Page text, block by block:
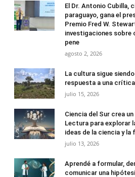
El Dr. Antonio Cubilla,
paraguayo, gana el
Premio Fred W.
investigaciones sobre
pene
agosto 2, 2026
La cultura sigue
respuesta a una crítica
julio 15, 2026
Ciencia del Sur crea un
Lectura para explorar
ideas de la ciencia y
julio 13, 2026
Aprendé a formular,
comunicar una